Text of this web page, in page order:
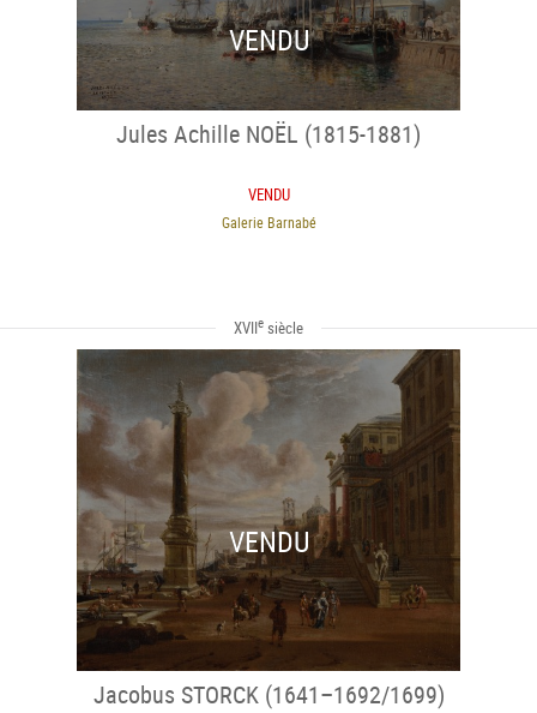
VENDU
Jules Achille NOËL (1815-1881)
VENDU
Galerie Barnabé
XVIIe siècle
VENDU
Jacobus STORCK (1641–1692/1699)